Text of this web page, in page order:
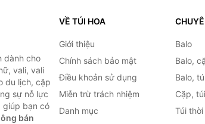
dành cho
vali, vali
du lịch, cặp
sự nỗ lực
giúp bạn có
bán
VỀ TÚI HOA
Giới thiệu
Chính sách bảo mật
Điều khoản sử dụng
Miễn trừ trách nhiệm
Danh mục
Balo
Balo,
Balo,
Cặp,
Túi